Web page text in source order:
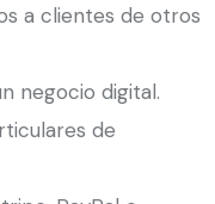
a clientes de otros
negocio digital.
de